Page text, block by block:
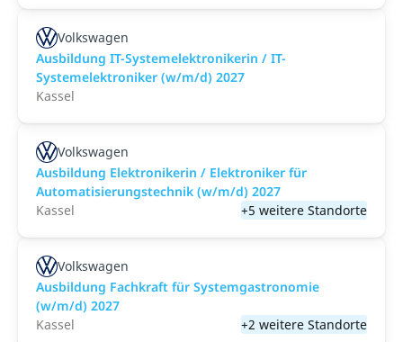
Volkswagen
Ausbildung IT-Systemelektronikerin / IT-
Systemelektroniker (w/m/d) 2027
Kassel
Volkswagen
Ausbildung Elektronikerin / Elektroniker für
Automatisierungstechnik (w/m/d) 2027
Kassel
+5 weitere Standorte
Volkswagen
Ausbildung Fachkraft für Systemgastronomie
(w/m/d) 2027
Kassel
+2 weitere Standorte